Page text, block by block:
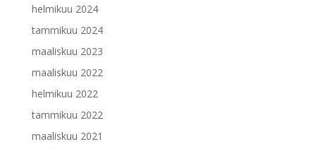
helmikuu 2024
tammikuu 2024
maaliskuu 2023
maaliskuu 2022
helmikuu 2022
tammikuu 2022
maaliskuu 2021